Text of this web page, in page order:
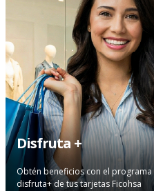
Disfruta +
Obtén beneficios con el programa
disfruta+ de tus tarjetas Ficohsa